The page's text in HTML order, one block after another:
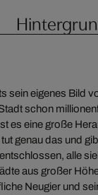
sein eigenes Bild
schon
es eine große
genau das und
alle
aus großer
Neugier und
sehen Objekte
Für Baraty ist
etwas
ein dauerhaftes
perfekt. Die
in einem Tunnel
orientieren wir uns